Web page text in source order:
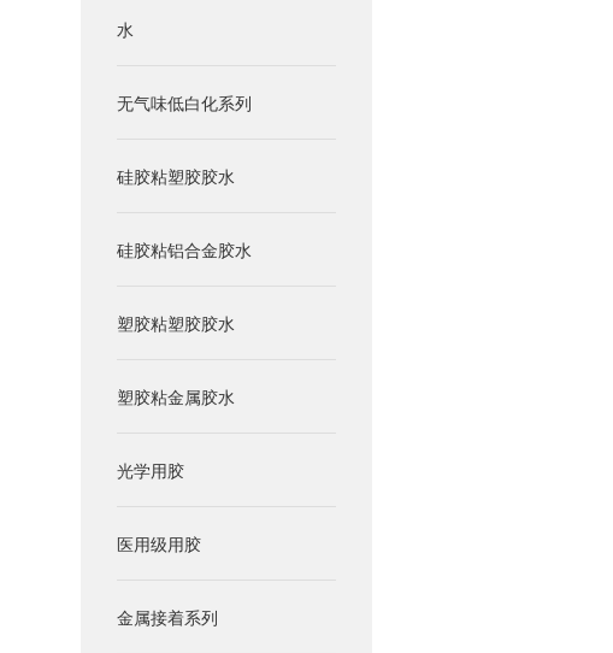
水
无气味低白化系列
硅胶粘塑胶胶水
硅胶粘铝合金胶水
塑胶粘塑胶胶水
塑胶粘金属胶水
光学用胶
医用级用胶
金属接着系列